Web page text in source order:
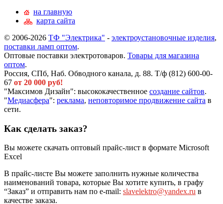
на главную
карта сайта
© 2006-2026 ТФ "Электрика" - электроустановочные изделия,
поставки ламп оптом.
Оптовые поставки электротоваров. Товары для магазина
оптом.
Россия, СПб, Наб. Обводного канала, д. 88. Т/ф (812) 600-00-
67 от 20 000 руб!
"Максимов Дизайн": высококачественное создание сайтов.
"Медиасфера": реклама, неповторимое продвижение сайта в
сети.
Как сделать заказ?
Вы можете скачать оптовый прайс-лист в формате Microsoft
Excel
В прайс-листе Вы можете заполнить нужные количества
наименований товара, которые Вы хотите купить, в графу
“Заказ” и отправить нам по e-mail: slavelektro@yandex.ru в
качестве заказа.